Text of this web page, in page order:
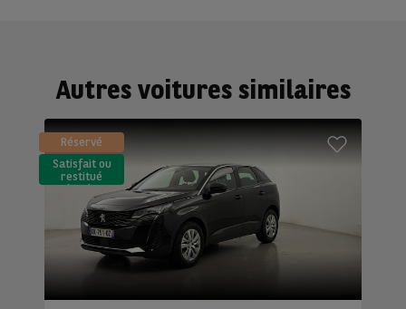
Autres voitures similaires
Réservé
Satisfait ou
restitué
(LLD)*